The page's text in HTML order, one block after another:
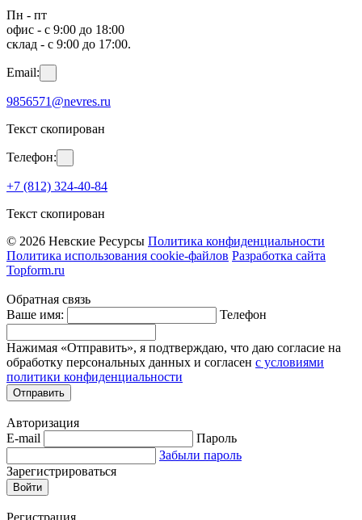
Пн - пт
офис - с 9:00 до 18:00
склад - с 9:00 до 17:00.
Email:
9856571@nevres.ru
Текст скопирован
Телефон:
+7 (812) 324-40-84
Текст скопирован
© 2026 Невские Ресурсы Политика конфиденциальности
Политика использования cookie-файлов Разработка сайта
Topform.ru
Обратная связь
Ваше имя:
Телефон
Нажимая «Отправить», я подтверждаю, что даю согласие на
обработку персональных данных и согласен с условиями
политики конфиденциальности
Отправить
Авторизация
E-mail
Пароль
Забыли пароль
Зарегистрироваться
Войти
Регистрация